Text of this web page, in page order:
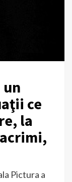
ce
la
Pictura a